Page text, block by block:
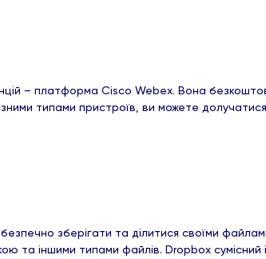
– платформа Cisco Webex. Вона
типами пристроїв, ви можете
зберігати та ділитися своїми
та іншими типами файлів. Dropbox сумісний